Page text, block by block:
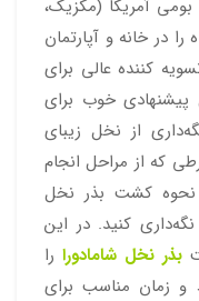
بومی آمریکا (مکزیک،
را در خانه و آپارتمان
کننده عالی برای
خوب برای
از نخل زیبای
که از مراحل انجام
نحوه کشت بذر نخل
کنید. در این
بذر نخل شامادورا را
و زمان مناسب برای